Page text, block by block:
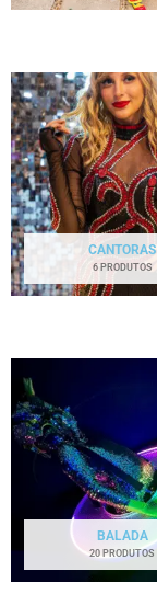
CANTORAS
6 PRODUTOS
BALADA
20 PRODUTOS